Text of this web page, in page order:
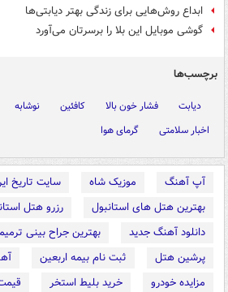
ابداع روش‌هایی برای زندگی بهتر دیابتی‌ها
گوشی موبایل این بلا را برسرتان می‌آورد
برچسب‌ها
دیابت فشار خون بالا کافئین نوشابه
اخبار سلامتی
گرمای هوا
آپ آهنگ موزیک شاه
سایت تاریخ
بهترین هتل های استانبول
رزرو هتل
دانلود آهنگ جدید
بهترین جراح بینی
پرشین هتل
ثبت نام بیمه اربعین
مزایده خودرو
خرید بلیط استخر